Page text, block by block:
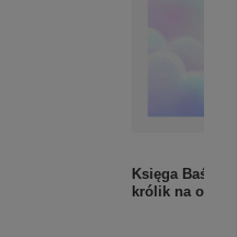
Księga Baśni
królik na